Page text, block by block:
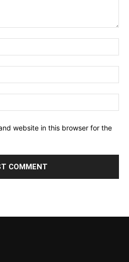
website in this browser for the